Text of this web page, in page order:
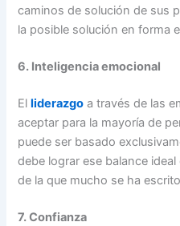
caminos de solución de sus
la posible solución en forma
6. Inteligencia emocional
Elliderazgo a través de las
aceptar para la mayoría de
puede ser basado
debe lograr ese balance
de la que mucho se ha
7. Confianza